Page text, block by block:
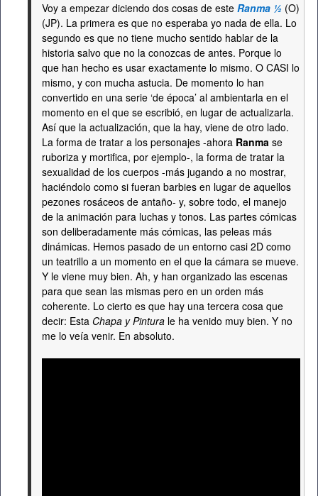
Voy a empezar diciendo dos cosas de este Ranma ½ (O)
(JP). La primera es que no esperaba yo nada de ella. Lo
segundo es que no tiene mucho sentido hablar de la
historia salvo que no la conozcas de antes. Porque lo
que han hecho es usar exactamente lo mismo. O CASI lo
mismo, y con mucha astucia. De momento lo han
convertido en una serie ‘de época’ al ambientarla en el
momento en el que se escribió, en lugar de actualizarla.
Así que la actualización, que la hay, viene de otro lado.
La forma de tratar a los personajes -ahora Ranma se
ruboriza y mortifica, por ejemplo-, la forma de tratar la
sexualidad de los cuerpos -más jugando a no mostrar,
haciéndolo como si fueran barbies en lugar de aquellos
pezones rosáceos de antaño- y, sobre todo, el manejo
de la animación para luchas y tonos. Las partes cómicas
son deliberadamente más cómicas, las peleas más
dinámicas. Hemos pasado de un entorno casi 2D como
un teatrillo a un momento en el que la cámara se mueve.
Y le viene muy bien. Ah, y han organizado las escenas
para que sean las mismas pero en un orden más
coherente. Lo cierto es que hay una tercera cosa que
decir: Esta Chapa y Pintura le ha venido muy bien. Y no
me lo veía venir. En absoluto.